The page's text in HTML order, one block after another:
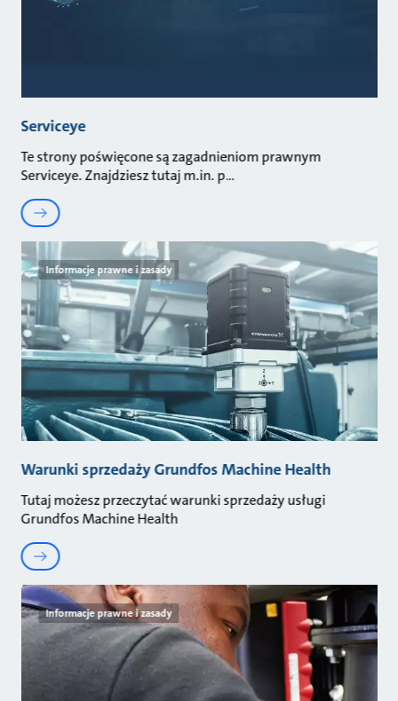
Serviceye
Te strony poświęcone są zagadnieniom prawnym
Serviceye. Znajdziesz tutaj m.in. p
Informacje prawne i zasady
Warunki sprzedaży Grundfos Machine Health
Tutaj możesz przeczytać warunki sprzedaży usługi
Grundfos Machine Health
Informacje prawne i zasady